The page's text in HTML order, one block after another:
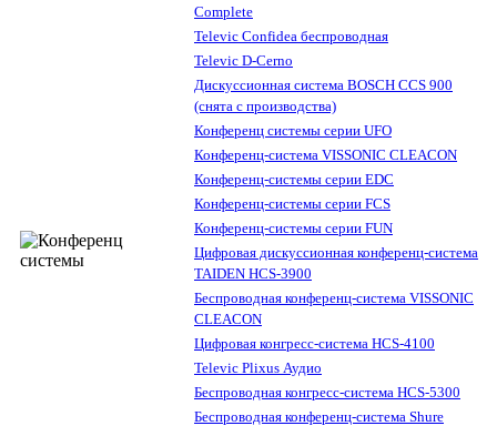
Complete
Televic Confidea беспроводная
Televic D-Cerno
Дискуссионная система BOSCH CCS 900
(снята с производства)
Конференц системы серии UFO
Конференц-система VISSONIC CLEACON
Конференц-системы серии EDC
Конференц-системы серии FCS
Конференц-системы серии FUN
Цифровая дискуссионная конференц-система
TAIDEN HCS-3900
Беспроводная конференц-система VISSONIC
CLEACON
Цифровая конгресс-система HCS-4100
Televic Plixus Аудио
Беспроводная конгресс-система HCS-5300
Беспроводная конференц-система Shure